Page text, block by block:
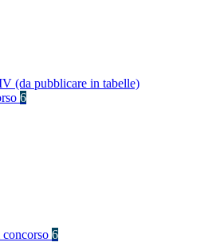
(da pubblicare in tabelle)
6
6